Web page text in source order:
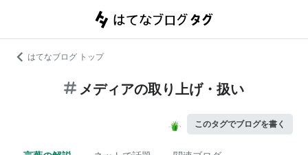
はてなブログ トップ
メディアの取り上げ・扱い
このタグでブログを書く